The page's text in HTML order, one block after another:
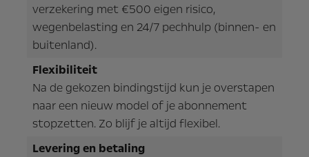
verzekering met €500 eigen risico,
wegenbelasting en 24/7 pechhulp (binnen- en
buitenland).
Flexibiliteit
Na de gekozen bindingstijd kun je overstapen
naar een nieuw model of je abonnement
stopzetten. Zo blijf je altijd flexibel.
Levering en betaling